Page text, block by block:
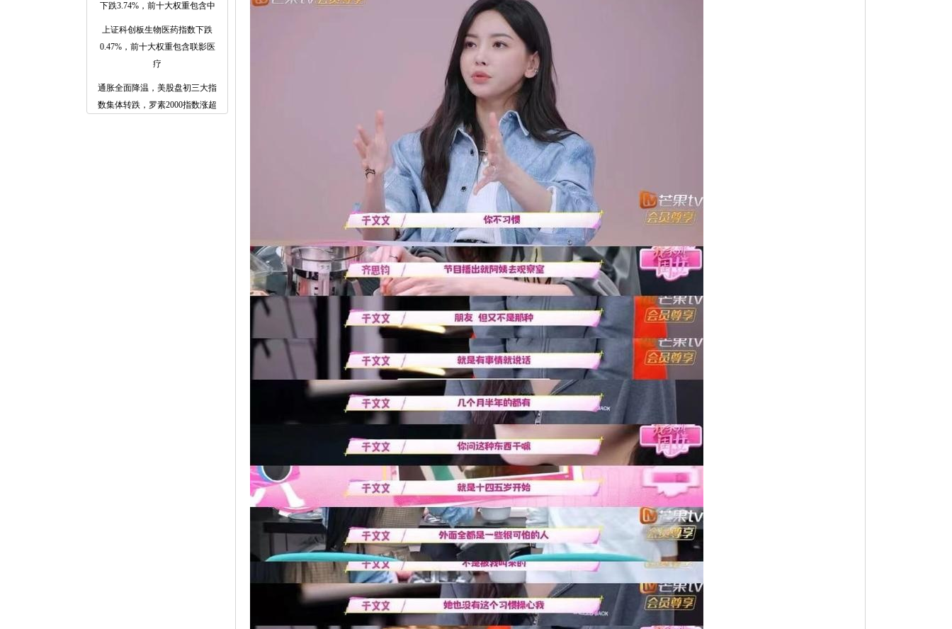
下跌3.74%，前十大权重包含中
上证科创板生物医药指数下跌
0.47%，前十大权重包含联影医
疗
通胀全面降温，美股盘初三大指
数集体转跌，罗素2000指数涨超